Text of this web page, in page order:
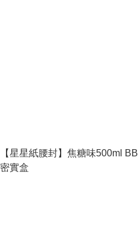
【星星紙腰封】焦糖味500ml BB
密實盒